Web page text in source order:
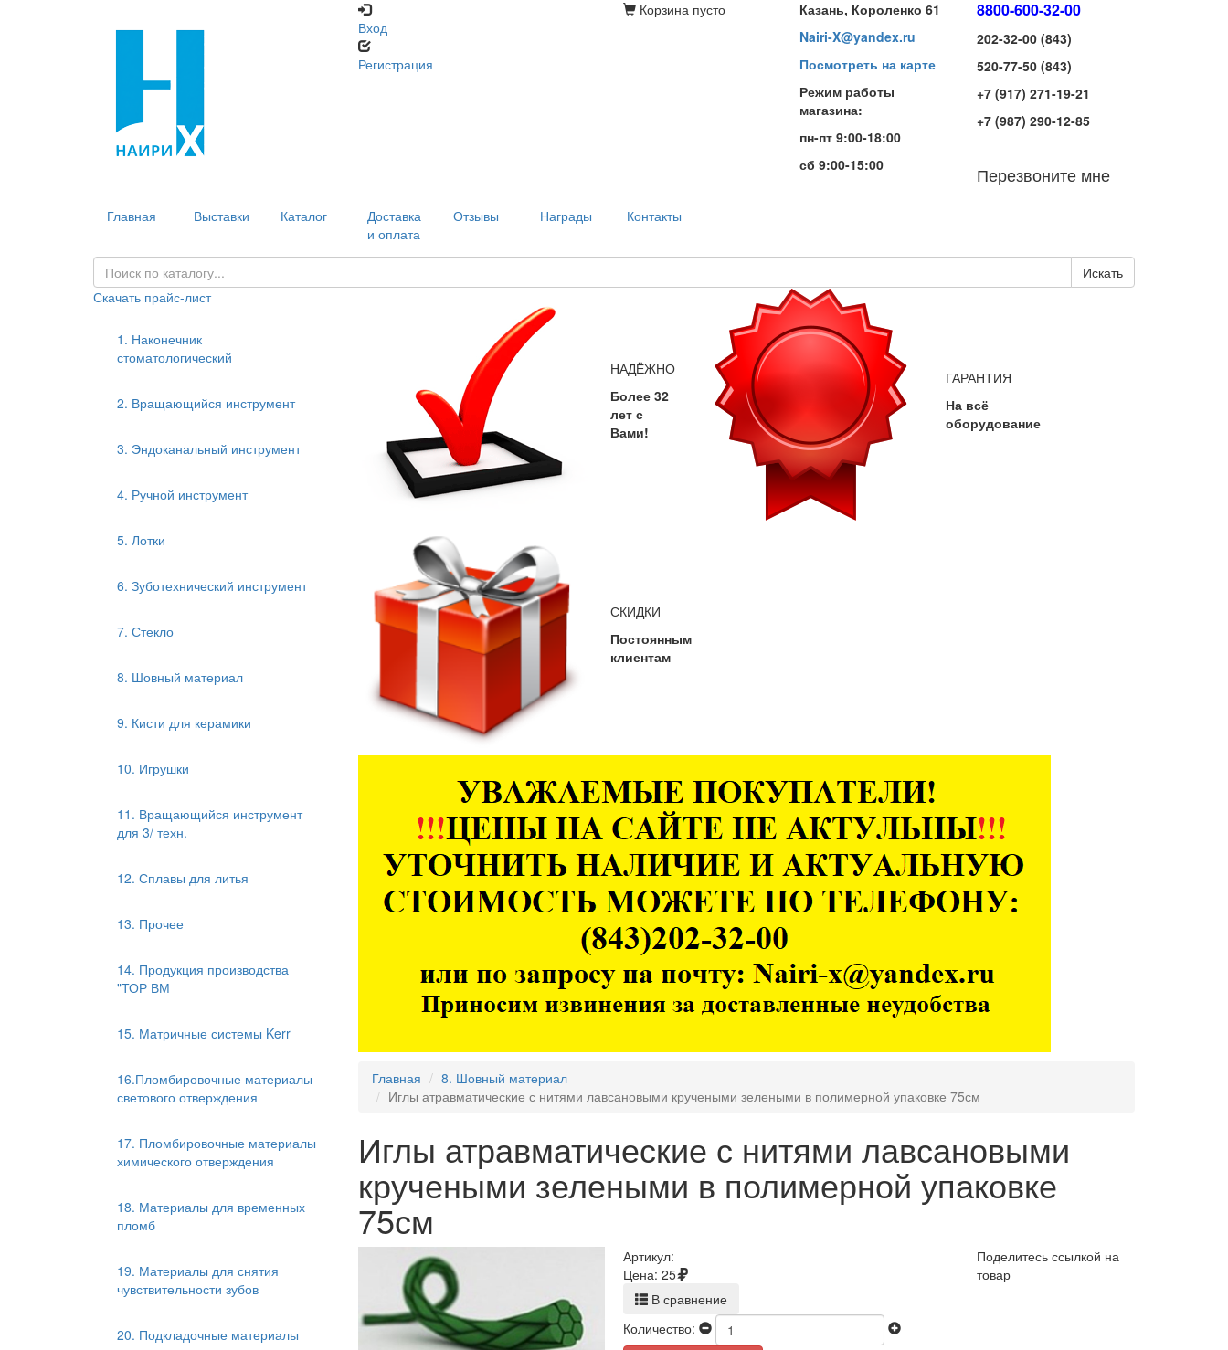
Вход
Регистрация
Корзина пусто
Казань, Короленко 61
Nairi-X@yandex.ru
Посмотреть на карте
Режим работы
магазина:
пн-пт 9:00-18:00
сб 9:00-15:00
8800-600-32-00
202-32-00 (843)
520-77-50 (843)
+7 (917) 271-19-21
+7 (987) 290-12-85
Перезвоните мне
Главная Выставки Каталог
Доставка
и оплата
Отзывы Награды Контакты
Искать
Скачать прайс-лист
1. Наконечник
стоматологический
2. Вращающийся инструмент
3. Эндоканальный инструмент
4. Ручной инструмент
5. Лотки
6. Зуботехнический инструмент
7. Стекло
8. Шовный материал
9. Кисти для керамики
10. Игрушки
11. Вращающийся инструмент
для 3/ техн.
12. Сплавы для литья
13. Прочее
14. Продукция производства
"ТОР ВМ
15. Матричные системы Kerr
16.Пломбировочные материалы
светового отверждения
17. Пломбировочные материалы
химического отверждения
18. Материалы для временных
пломб
19. Материалы для снятия
чувствительности зубов
20. Подкладочные материалы
НАДЁЖНО
Более 32
лет с
Вами!
ГАРАНТИЯ
На всё
оборудование
СКИДКИ
Постоянным
клиентам
Главная
8. Шовный материал
Иглы атравматические с нитями лавсановыми кручеными зелеными в полимерной упаковке 75см
Иглы атравматические с нитями лавсановыми
кручеными зелеными в полимерной упаковке
75см
Артикул:
Цена: 25
В сравнение
Количество:
Поделитесь ссылкой на
товар